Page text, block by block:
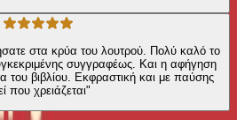
στα κρύα του λουτρού. Πολύ καλό το
συγγραφέως. Και η αφήγηση
του βιβλίου. Εκφραστική και με παύσης
που χρειάζεται"